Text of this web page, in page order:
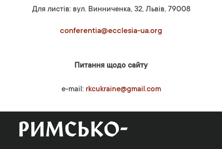
Для листів: вул. Винниченка, 32, Львів, 79008
conferentia@ecclesia-ua.org
Питання щодо сайту
e-mail: rkcukraine@gmail.com